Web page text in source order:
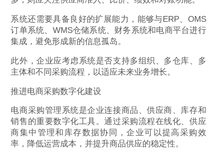
系统还需要具备良好的扩展能力，能够与ERP、OMS
订单系统、WMS仓储系统、财务系统和电商平台进行
集成，避免形成新的信息孤岛。
此外，企业应考虑系统是否支持多组织、多仓库、多
主体和不同采购流程，以适应未来业务增长。
推进电商采购数字化建设
电商采购管理系统是企业连接商品、供应商、库存和
销售的重要数字化工具。通过采购流程在线化、供应
商集中管理和库存数据协同，企业可以提高采购效
率，降低运营成本，并提升商品供应的稳定性。